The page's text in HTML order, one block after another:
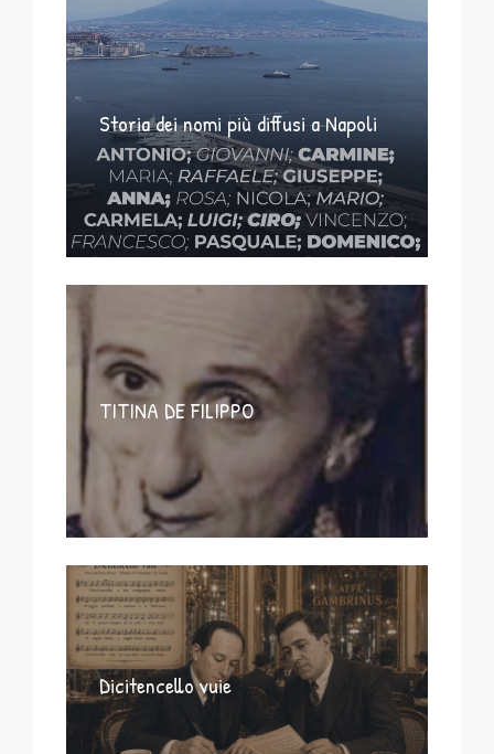
Storia dei nomi più diffusi a Napoli
TITINA DE FILIPPO
Dicitencello vuie